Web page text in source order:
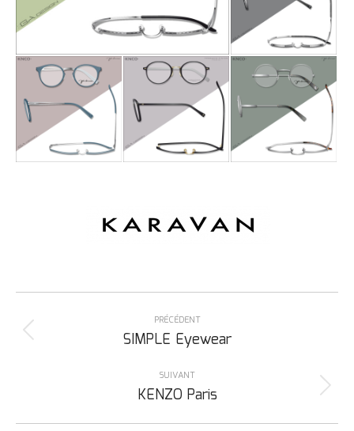
Navigation
de
commentaire
PRÉCÉDENT
Onglet
précédent
SIMPLE Eyewear
SUIVANT
Projets
KENZO Paris